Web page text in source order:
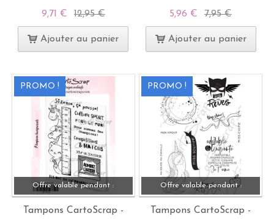
9,71 € 12,95 €
Ajouter au panier
5,96 € 7,95 €
Ajouter au panier
PROMO !
Offre valable pendant :
Tampons CartoScrap -
PROMO !
Offre valable pendant :
Tampons CartoScrap -